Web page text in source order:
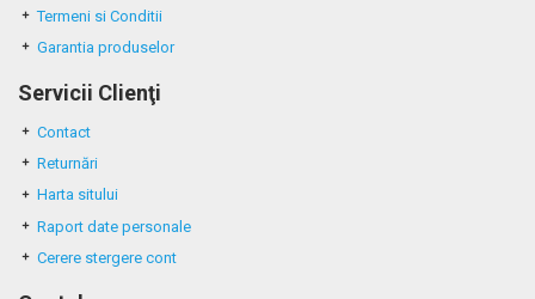
Termeni si Conditii
Garantia produselor
Servicii Clienţi
Contact
Returnări
Harta sitului
Raport date personale
Cerere stergere cont